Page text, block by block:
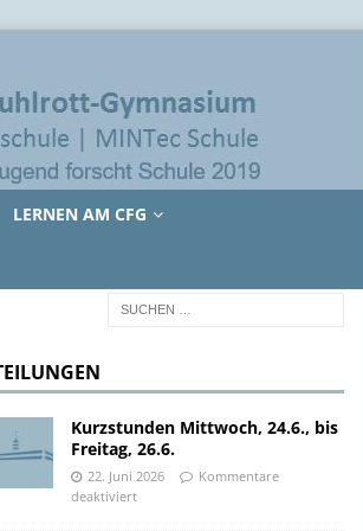
LERNEN AM CFG
Kurzstunden Mittwoch, 24.6., bis
Freitag, 26.6.
22. Juni 2026
Kommentare
deaktiviert